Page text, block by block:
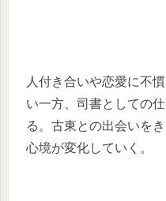
人付き合いや恋愛に不
い一方、司書としての
る。古東との出会いを
心境が変化していく。